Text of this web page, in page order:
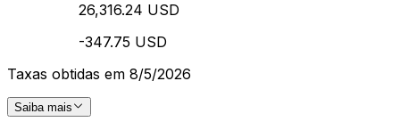
26,316.24 USD
-347.75 USD
Taxas obtidas em 8/5/2026
Saiba mais